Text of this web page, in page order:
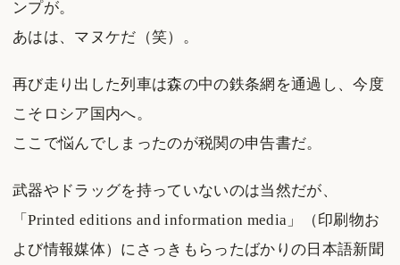
ンプが。
あはは、マヌケだ（笑）。
再び走り出した列車は森の中の鉄条網を通過し、今度
こそロシア国内へ。
ここで悩んでしまったのが税関の申告書だ。
武器やドラッグを持っていないのは当然だが、
「Printed editions and information media」（印刷物お
よび情報媒体）にさっきもらったばかりの日本語新聞